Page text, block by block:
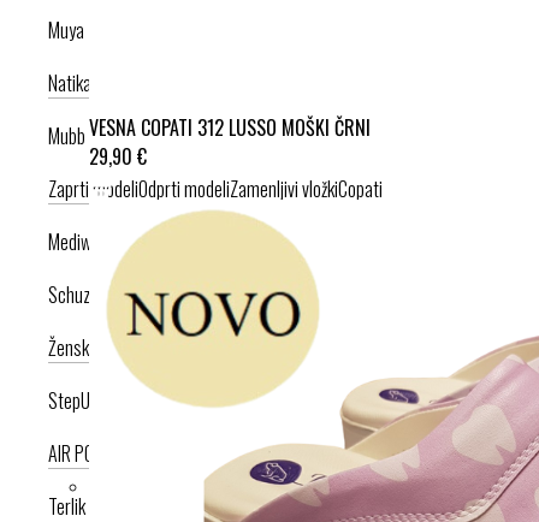
VESNA COPATI 312 LUSSO MOŠKI ČRNI
29,90 €
Muya
Natikači
Mubb
Zaprti modeliOdprti modeliZamenljivi vložkiCopati
Mediwalk
Schuzz
Ženska kolekcija
StepUp
AIR PODPLAT
AIRLIGHT PODPLAT
Terlik Sabo